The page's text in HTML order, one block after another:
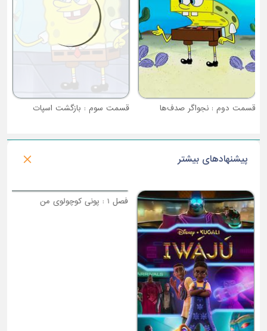
قسمت دوم : نجواگر صدف‌ها قسمت سوم : بازگشت اسپات
پیشنهادهای بیشتر